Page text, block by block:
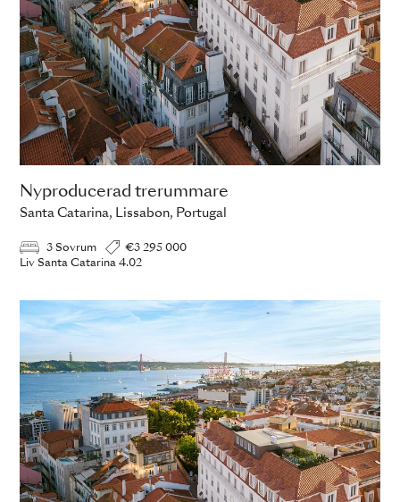
Nyproducerad trerummare
Santa Catarina, Lissabon, Portugal
3 Sovrum
€3 295 000
Liv Santa Catarina 4.02